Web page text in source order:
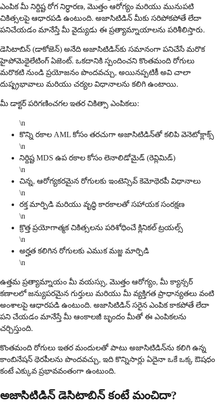
ఎంపిక మీ నిర్దిష్ట రోగ నిర్ధారణ, మొత్తం ఆరోగ్యం మరియు మునుపటి
చికిత్సలపై ఆధారపడి ఉంటుంది. అజాసిటిడిన్ మీకు సరిపోకపోతే లేదా
పనిచేయడం మానేస్తే మీ వైద్యుడు ఈ ప్రత్యామ్నాయాలను పరిశీలిస్తారు.
డెసిటాబిన్ (డాకోజెన్) అనేది అజాసిటిడిన్‌కు సమానంగా పనిచేసే మరొక
హైపోమెథైలేటింగ్ ఏజెంట్. ఒకదానికి స్పందించని కొంతమంది రోగులు
మరొకటి నుండి ప్రయోజనం పొందవచ్చు, అయినప్పటికీ అవి చాలా
దుష్ప్రభావాలు మరియు చర్యల విధానాలను కలిగి ఉంటాయి.
మీ డాక్టర్ పరిగణించగల ఇతర చికిత్సా ఎంపికలు:
\n
కొన్ని రకాల AML కోసం తరచుగా అజాసిటిడిన్‌తో కలిపి వెనెటోక్లాక్స్
\n
నిర్దిష్ట MDS ఉప రకాల కోసం లెనాలిడోమైడ్ (రెవ్లిమిడ్)
\n
చిన్న, ఆరోగ్యకరమైన రోగులకు ఇంటెన్సివ్ కెమోథెరపీ విధానాలు
\n
రక్త మార్పిడి మరియు వృద్ధి కారకాలతో సహాయక సంరక్షణ
\n
క్రొత్త ప్రయోగాత్మక చికిత్సలను పరిశోధించే క్లినికల్ ట్రయల్స్
\n
అర్హత కలిగిన రోగులకు ఎముక మజ్జ మార్పిడి
\n
ఉత్తమ ప్రత్యామ్నాయం మీ వయస్సు, మొత్తం ఆరోగ్యం, మీ క్యాన్సర్
కణాలలో జన్యుపరమైన గుర్తులు మరియు మీ వ్యక్తిగత ప్రాధాన్యతలు వంటి
అంశాలపై ఆధారపడి ఉంటుంది. అజాసిటిడిన్ సరైన ఎంపిక కాకపోతే లేదా
పని చేయడం మానేస్తే మీ ఆంకాలజీ బృందం మీతో ఈ ఎంపికలను
చర్చిస్తుంది.
కొంతమంది రోగులు ఇతర మందులతో పాటు అజాసిటిడిన్‌ను కలిగి ఉన్న
కాంబినేషన్ థెరపీలను పొందవచ్చు, ఇది కొన్నిసార్లు ఏదైనా ఒకే ఒక్క ఔషధం
కంటే ఎక్కువ ప్రభావవంతంగా ఉంటుంది.
అజాసిటిడిన్ డెసిటాబిన్ కంటే మంచిదా?